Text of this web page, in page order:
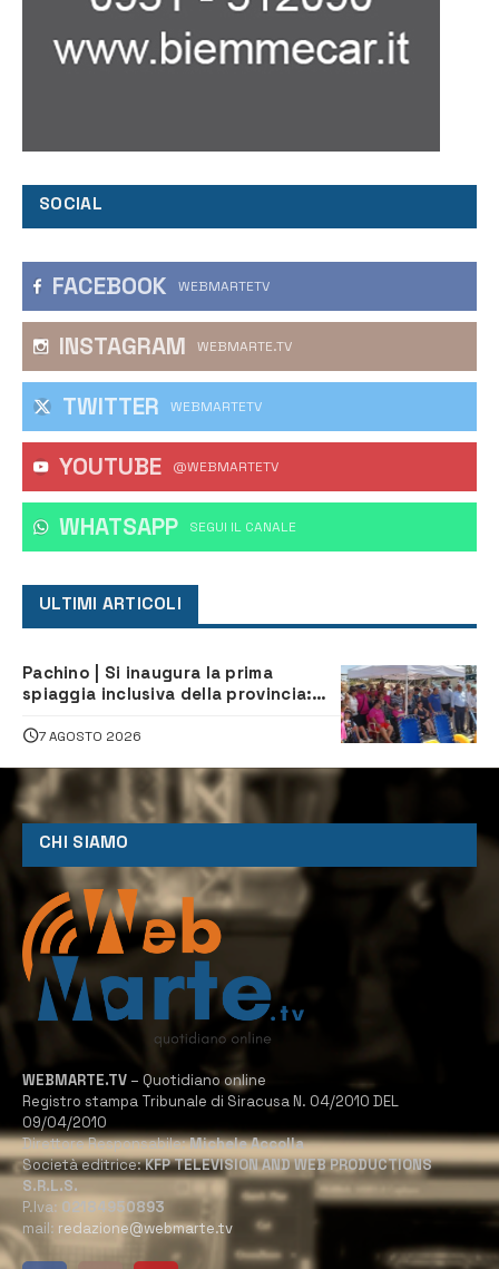
SOCIAL
FACEBOOK WEBMARTETV
INSTAGRAM WEBMARTE.TV
TWITTER WEBMARTETV
YOUTUBE @WEBMARTETV
WHATSAPP ‎SEGUI IL CANALE
ULTIMI ARTICOLI
Pachino | Si inaugura la prima
spiaggia inclusiva della provincia:
tutti
7 AGOSTO 2026
CHI SIAMO
WEBMARTE.TV – Quotidiano online
Registro stampa Tribunale di Siracusa N. 04/2010 DEL
09/04/2010
Direttore Responsabile:Michele Accolla
Società editrice:KFP TELEVISION AND WEB PRODUCTIONS
S.R.L.S.
P.Iva: 02184950893
mail: redazione@webmarte.tv